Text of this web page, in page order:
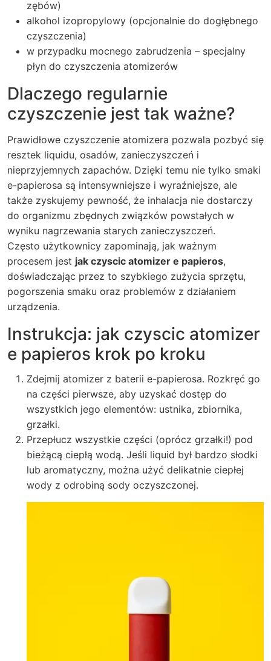
zębów)
alkohol izopropylowy (opcjonalnie do dogłębnego
czyszczenia)
w przypadku mocnego zabrudzenia – specjalny
płyn do czyszczenia atomizerów
Dlaczego regularnie
czyszczenie jest tak ważne?
Prawidłowe czyszczenie atomizera pozwala pozbyć się
resztek liquidu, osadów, zanieczyszczeń i
nieprzyjemnych zapachów. Dzięki temu nie tylko smaki
e-papierosa są intensywniejsze i wyraźniejsze, ale
także zyskujemy pewność, że inhalacja nie dostarczy
do organizmu zbędnych związków powstałych w
wyniku nagrzewania starych zanieczyszczeń.
Często użytkownicy zapominają, jak ważnym
procesem jest jak czyscic atomizer e papieros,
doświadczając przez to szybkiego zużycia sprzętu,
pogorszenia smaku oraz problemów z działaniem
urządzenia.
Instrukcja: jak czyscic atomizer
e papieros krok po kroku
Zdejmij atomizer z baterii e-papierosa. Rozkręć go
na części pierwsze, aby uzyskać dostęp do
wszystkich jego elementów: ustnika, zbiornika,
grzałki.
Przepłucz wszystkie części (oprócz grzałki!) pod
bieżącą ciepłą wodą. Jeśli liquid był bardzo słodki
lub aromatyczny, można użyć delikatnie ciepłej
wody z odrobiną sody oczyszczonej.